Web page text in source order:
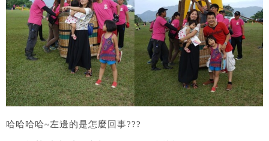
哈哈哈哈~左邊的是怎麼回事???